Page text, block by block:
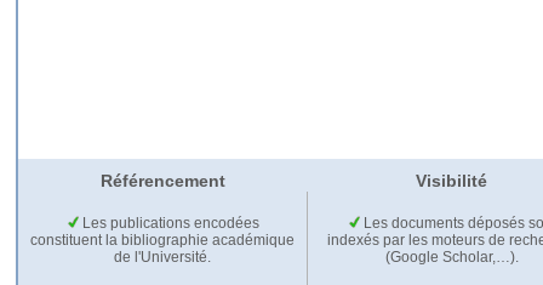
Référencement Visibilité
Les publications encodées
constituent la bibliographie académique
de l'Université.
Les documents déposés
indexés par les moteurs de
(Google Scholar,…).